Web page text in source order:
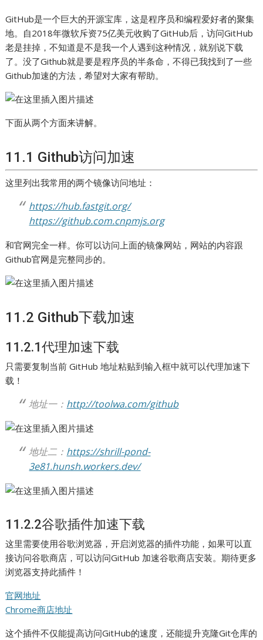
GitHub是一个巨大的开源宝库，这是程序员和编程爱好者的聚集
地。自2018年微软斥资75亿美元收购了GitHub后，访问GitHub
老是挂掉，不知道是不是我一个人遇到这种情况，就别说下载
了。没了Github就是要是程序员的半条命，不得已我找到了一些
Github加速的方法，希望对大家有帮助。
下面从两个方面来讲解。
11.1 Github访问加速
这里列出我常用的两个镜像访问地址：
https://hub.fastgit.org/
https://github.com.cnpmjs.org
和官网完全一样。你可以访问上面的镜像网站，网站的内容跟
Github官网是完整同步的。
11.2 Github下载加速
11.2.1代理加速下载
只需要复制当前 GitHub 地址粘贴到输入框中就可以代理加速下
载！
地址一： http://toolwa.com/github
地址二： https://shrill-pond-
3e81.hunsh.workers.dev/
11.2.2谷歌插件加速下载
这里需要使用谷歌浏览器，开启浏览器的插件功能，如果可以直
接访问谷歌商店，可以访问GitHub 加速谷歌商店安装。期待更多
浏览器支持此插件！
官网地址
Chrome商店地址
这个插件不仅能提高访问GitHub的速度，还能提升克隆Git仓库的